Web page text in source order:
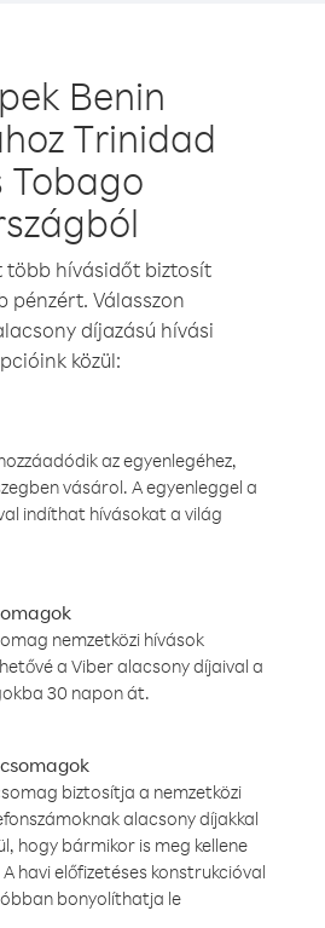
Benin
Trinidad
Tobago
több hívásidőt biztosít
pénzért. Válasszon
díjazású hívási
közül:
az egyenlegéhez,
vásárol. A egyenleggel a
indíthat hívásokat a világ
nemzetközi hívások
a Viber alacsony díjaival a
30 napon át.
biztosítja a nemzetközi
alacsony díjakkal
hogy bármikor is meg kellene
havi előfizetéses konstrukcióval
bonyolíthatja le